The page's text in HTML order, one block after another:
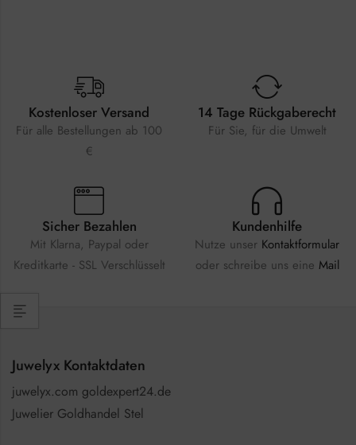
Kostenloser Versand
Für alle Bestellungen ab 100
€
14 Tage Rückgaberecht
Für Sie, für die Umwelt
Sicher Bezahlen
Mit Klarna, Paypal oder
Kreditkarte - SSL Verschlüsselt
Kundenhilfe
Nutze unser Kontaktformular
oder schreibe uns eine Mail
Juwelyx Kontaktdaten
juwelyx.com goldexpert24.de
Juwelier Goldhandel Stel